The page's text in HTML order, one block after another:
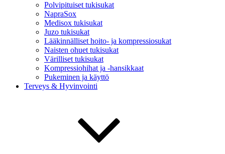
Polvipituiset tukisukat
NapraSox
Medisox tukisukat
Juzo tukisukat
Lääkinnälliset hoito- ja kompressiosukat
Naisten ohuet tukisukat
Värilliset tukisukat
Kompressiohihat ja -hansikkaat
Pukeminen ja käyttö
Terveys & Hyvinvointi